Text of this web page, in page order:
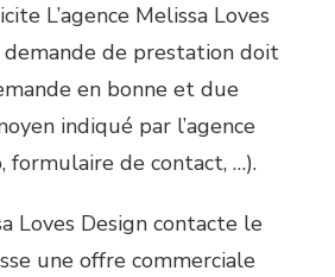
L’agence Melissa Loves
de prestation doit
en bonne et due
indiqué par l’agence
formulaire de contact, …).
Loves Design contacte le
une offre commerciale